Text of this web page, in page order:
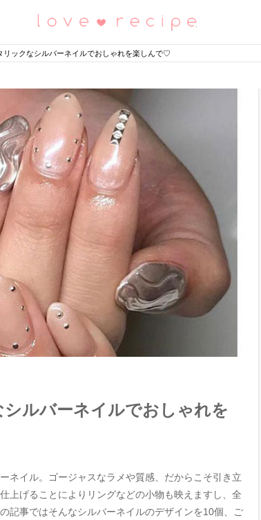
恋愛レシピ
リックなシルバーネイルでおしゃれを楽しんで♡
ルバーネイルでおしゃれを
ネイル。ゴージャスなラメや質感、だからこそ引き立
上げることによりリングなどの小物も映えますし、全
記事ではそんなシルバーネイルのデザインを10個、ご